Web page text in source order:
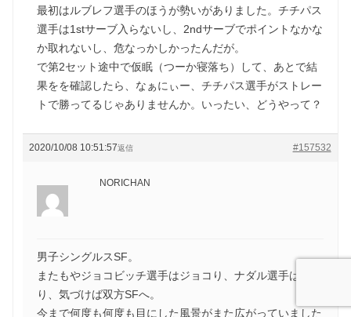
最初はルブレフ選手のほうが勢いがありました。チチパス
選手は1stサーブ入らないし、2ndサーブでポイントなかな
か取れないし、危なっかしかったんだが。
で第2セット途中で仮眠（つーか寝落ち）して、あとで結
果をを確認したら、なぁにぃー、チチパス選手がストレー
トで勝ってるじゃありませんか。いったい、どうやって？
2020/10/08 10:51:57 #157532
返信
NORICHAN
男子シングルスSF。
またもやジョコビッチ選手はジョコり、ナダル選手はなだ
り、気づけば双方SFへ。
今まで何度も何度も目にした風景がまた広がっていました